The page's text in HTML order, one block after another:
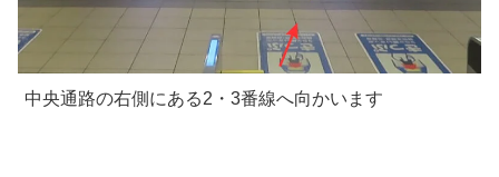
中央通路の右側にある2・3番線へ向かいます